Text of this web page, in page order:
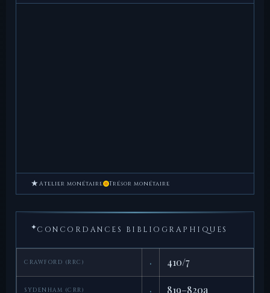
★ Atelier monétaire Trésor monétaire
✦CONCORDANCES BIBLIOGRAPHIQUES
CRAWFORD (RRC) · 410/7
SYDENHAM (CRR) 819–820a